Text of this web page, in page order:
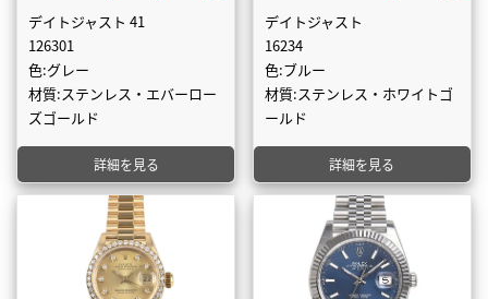
デイトジャスト 41
126301
色:グレー
材質:ステンレス・エバーロー
ズゴールド
詳細を見る
デイトジャスト
16234
色:ブルー
材質:ステンレス・ホワイトゴ
ールド
詳細を見る